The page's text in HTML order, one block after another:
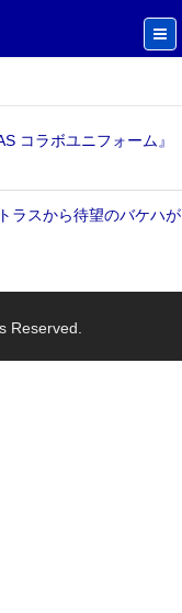
コラボユニフォーム』
ラスから待望のバケハが
Reserved.